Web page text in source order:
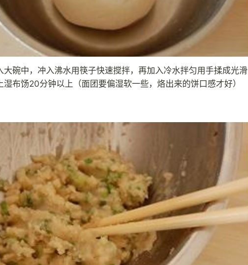
大碗中，冲入沸水用筷子快速搅拌，再加入冷水拌匀用手揉成光滑
湿布饧20分钟以上（面团要偏湿软一些，烙出来的饼口感才好）